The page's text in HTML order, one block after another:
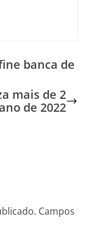
banca de
mais de 2
de 2022
Campos